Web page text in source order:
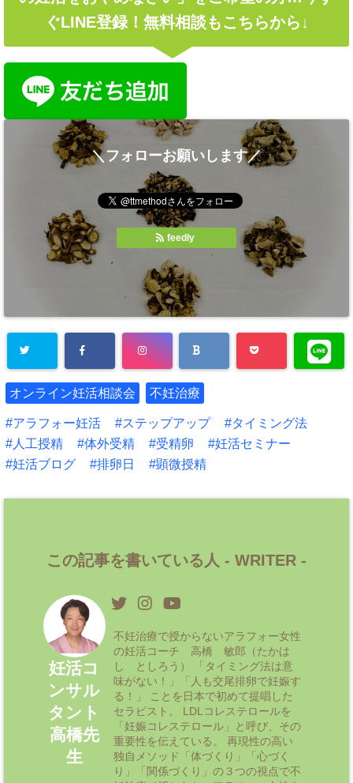
ぐLINE登録！無料相談もこちらから↓
＼フォローお願いします／
feedly
オンライン妊活相談会 不妊治療
アラフォー妊活 ステップアップ
タイミング法
人工授精
体外受精 受精卵
妊活セミナー
妊活ブログ
排卵日 顕微授精
この記事を書いている人 - WRITER -
妊活コ
ンサル
タント
高橋先
生
不妊治療で授からないアラフォー女性
の妊活コーチ 高橋 敏郎（たかは
し としろう） 「タイミング法は意
味がない！」「人も交尾排卵で妊娠す
る！」 ことを日本で初めて提唱した
セラピスト。 LDLコレステロールを
「妊娠コレステロール」と呼び、その
重要性を伝えている。 再現性の高い
独自メソッド「体づくり」「心づく
り」「関係づくり」の３つの視点で不